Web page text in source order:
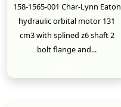
158-1565-001 Char-Lynn Eaton
hydraulic orbital motor 131
cm3 with splined z6 shaft 2
bolt flange and...